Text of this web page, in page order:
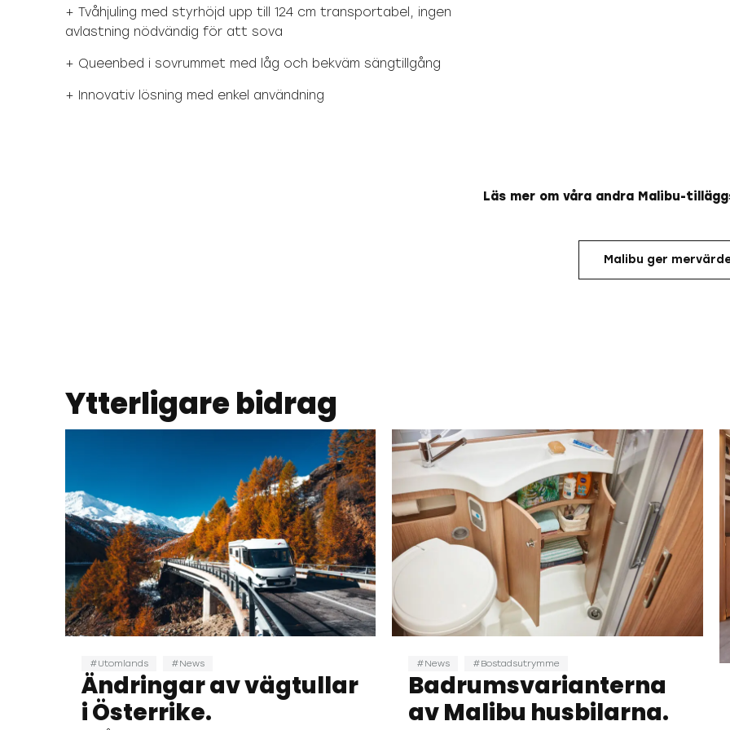
+ Tvåhjuling med styrhöjd upp till 124 cm transportabel, ingen
avlastning nödvändig för att sova
+ Queenbed i sovrummet med låg och bekväm sängtillgång
+ Innovativ lösning med enkel användning
Läs mer om våra andra Malibu-
Malibu ger
Ytterligare bidrag
Utomlands News
Ändringar av vägtullar
i Österrike.
News Bostadsutrymme
Badrumsvarianterna
av Malibu husbilarna.